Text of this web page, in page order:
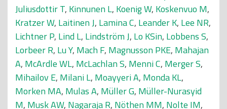
Juliusdottir T, Kinnunen L, Koenig W, Koskenvuo M,
Kratzer W, Laitinen J, Lamina C, Leander K, Lee NR,
Lichtner P, Lind L, Lindström J, Lo KSin, Lobbens S,
Lorbeer R, Lu Y, Mach F, Magnusson PKE, Mahajan
A, McArdle WL, McLachlan S, Menni C, Merger S,
Mihailov E, Milani L, Moayyeri A, Monda KL,
Morken MA, Mulas A, Müller G, Müller-Nurasyid
M, Musk AW, Nagaraja R, Nöthen MM, Nolte IM,